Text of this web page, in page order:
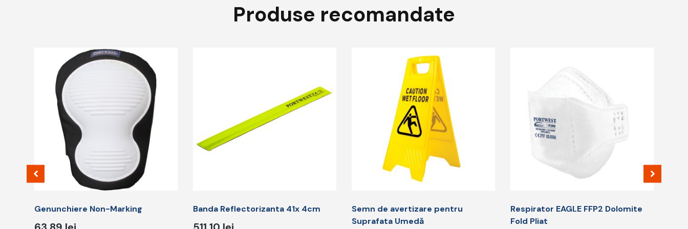
Produse recomandate
Genunchiere Non-Marking Banda Reflectorizanta 41x 4cm
Semn de avertizare pentru
Suprafata Umedă
Respirator EAGLE FFP2 Dolomite
Fold Pliat